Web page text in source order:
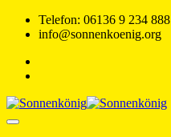
Skip
Telefon: 06136 9 234 888
info@sonnenkoenig.org